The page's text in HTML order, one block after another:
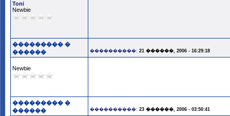
Toni
Newbie
��������� �
������
����������: 21 ������, 2006 - 16:29:18
Newbie
��������� �
������
����������: 23 ������, 2006 - 03:50:41